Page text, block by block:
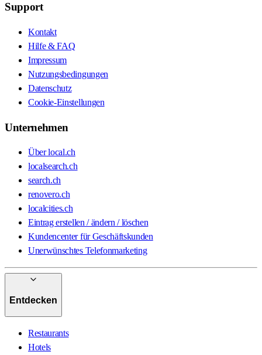
Support
Kontakt
Hilfe & FAQ
Impressum
Nutzungsbedingungen
Datenschutz
Cookie-Einstellungen
Unternehmen
Über local.ch
localsearch.ch
search.ch
renovero.ch
localcities.ch
Eintrag erstellen / ändern / löschen
Kundencenter für Geschäftskunden
Unerwünschtes Telefonmarketing
Entdecken
Restaurants
Hotels